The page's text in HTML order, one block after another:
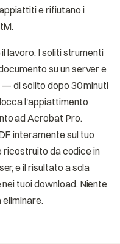
e rifiutano i
lavoro. I soliti strumenti
su un server e
di solito dopo 30 minuti
l'appiattimento
ad Acrobat Pro.
interamente sul tuo
ricostruito da codice in
e il risultato a sola
tuoi download. Niente
eliminare.